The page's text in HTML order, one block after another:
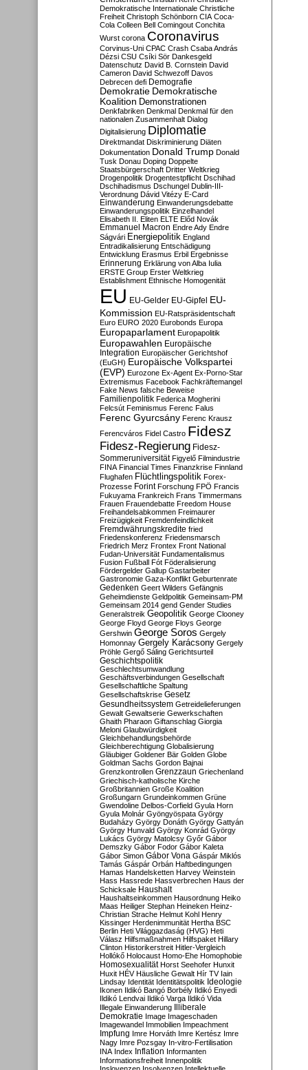
Demokratische Internationale Christliche
Freiheit Christoph Schönborn CIA Coca-
Cola Colleen Bell Comingout Conchita
Wurst corona Coronavirus
Corvinus-Uni CPAC Crash Csaba András
Dézsi CSU Csíki Sör Dankesgeld
Datenschutz David B. Cornstein David
Cameron David Schwezoff Davos
Debrecen defi Demografie
Demokratie Demokratische
Koalition Demonstrationen
Denkfabriken Denkmal Denkmal für den
nationalen Zusammenhalt Dialog
Digitalisierung Diplomatie
Direktmandat Diskriminierung Diäten
Dokumentation Donald Trump Donald
Tusk Donau Doping Doppelte
Staatsbürgerschaft Dritter Weltkrieg
Drogenpolitik Drogentestpflicht Dschihad
Dschihadismus Dschungel Dublin-III-
Verordnung Dávid Vitézy E-Card
Einwanderung Einwanderungsdebatte
Einwanderungspolitik Einzelhandel
Elisabeth II. Eliten ELTE Előd Novák
Emmanuel Macron Endre Ady Endre
Ságvári Energiepolitik England
Entradikalisierung Entschädigung
Entwicklung Erasmus Erbil Ergebnisse
Erinnerung Erklärung von Alba Iulia
ERSTE Group Erster Weltkrieg
Establishment Ethnische Homogenität
EU EU-Gelder EU-Gipfel EU-
Kommission EU-Ratspräsidentschaft
Euro EURO 2020 Eurobonds Europa
Europaparlament Europapolitik
Europawahlen Europäische
Integration Europäischer Gerichtshof
(EuGH) Europäische Volkspartei
(EVP) Eurozone Ex-Agent Ex-Porno-Star
Extremismus Facebook Fachkräftemangel
Fake News falsche Beweise
Familienpolitik Federica Mogherini
Felcsút Feminismus Ferenc Falus
Ferenc Gyurcsány Ferenc Krausz
Ferencváros Fidel Castro Fidesz
Fidesz-Regierung Fidesz-
Sommeruniversität Figyelő Filmindustrie
FINA Financial Times Finanzkrise Finnland
Flughafen Flüchtlingspolitik Forex-
Prozesse Forint Forschung FPÖ Francis
Fukuyama Frankreich Frans Timmermans
Frauen Frauendebatte Freedom House
Freihandelsabkommen Freimaurer
Freizügigkeit Fremdenfeindlichkeit
Fremdwährungskredite fried
Friedenskonferenz Friedensmarsch
Friedrich Merz Frontex Front National
Fudan-Universität Fundamentalismus
Fusion Fußball Fót Föderalisierung
Fördergelder Gallup Gastarbeiter
Gastronomie Gaza-Konflikt Geburtenrate
Gedenken Geert Wilders Gefängnis
Geheimdienste Geldpolitik Gemeinsam-PM
Gemeinsam 2014 gend Gender Studies
Generalstreik Geopolitik George Clooney
George Floyd George Floys George
Gershwin George Soros Gergely
Homonnay Gergely Karácsony Gergely
Pröhle Gergő Sáling Gerichtsurteil
Geschichtspolitik
Geschlechtsumwandlung
Geschäftsverbindungen Gesellschaft
Gesellschaftliche Spaltung
Gesellschaftskrise Gesetz
Gesundheitssystem Getreidelieferungen
Gewalt Gewaltserie Gewerkschaften
Ghaith Pharaon Giftanschlag Giorgia
Meloni Glaubwürdigkeit
Gleichbehandlungsbehörde
Gleichberechtigung Globalisierung
Gläubiger Goldener Bär Golden Globe
Goldman Sachs Gordon Bajnai
Grenzkontrollen Grenzzaun Griechenland
Griechisch-katholische Kirche
Großbritannien Große Koalition
Großungarn Grundeinkommen Grüne
Gwendoline Delbos-Corfield Gyula Horn
Gyula Molnár Gyöngyöspata György
Budaházy György Donáth György Gattyán
György Hunvald György Konrád György
Lukács György Matolcsy Győr Gábor
Demszky Gábor Fodor Gábor Kaleta
Gábor Simon Gábor Vona Gáspár Miklós
Tamás Gáspár Orbán Haftbedingungen
Hamas Handelsketten Harvey Weinstein
Hass Hassrede Hassverbrechen Haus der
Schicksale Haushalt
Haushaltseinkommen Hausordnung Heiko
Maas Heiliger Stephan Heineken Heinz-
Christian Strache Helmut Kohl Henry
Kissinger Herdenimmunität Hertha BSC
Berlin Heti Világgazdaság (HVG) Heti
Válasz Hilfsmaßnahmen Hilfspaket Hillary
Clinton Historikerstreit Hitler-Vergleich
Hollókő Holocaust Homo-Ehe Homophobie
Homosexualität Horst Seehofer Hunxit
Huxit HÉV Häusliche Gewalt Hír TV Iain
Lindsay Identität Identitätspolitik Ideologie
Ikonen Ildikó Bangó Borbély Ildikó Enyedi
Ildikó Lendvai Ildikó Varga Ildikó Vida
Illegale Einwanderung Illiberale
Demokratie Image Imageschaden
Imagewandel Immobilien Impeachment
Impfung Imre Horváth Imre Kertész Imre
Nagy Imre Pozsgay In-vitro-Fertilisation
INA Index Inflation Informanten
Informationsfreiheit Innenpolitik